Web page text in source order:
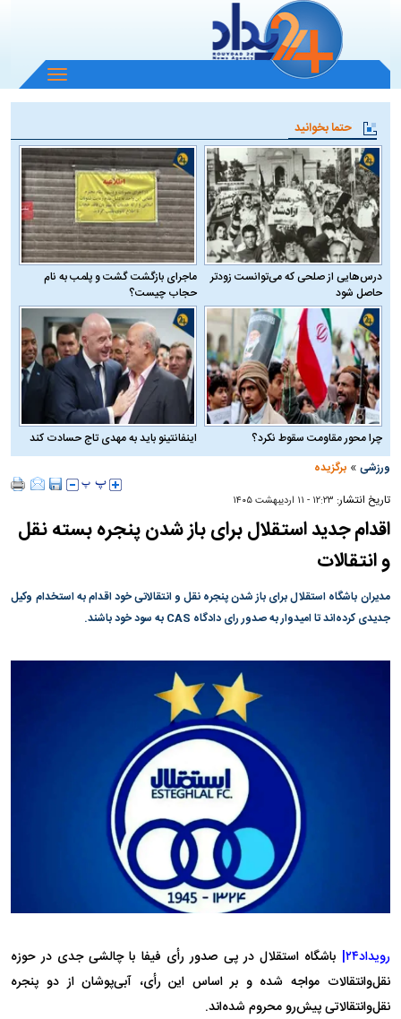
باز
و
منو
حتما بخوانید
درس‌هایی از صلحی که می‌توانست زودتر
حاصل شود
ماجرای بازگشت گشت و پلمب به نام
حجاب چیست؟
چرا محور مقاومت سقوط نکرد؟
اینفانتینو باید به مهدی تاج حسادت کند
ورزشی »برگزیده
تاریخ انتشار: ۱۲:۲۳ - ۱۱ ارديبهشت ۱۴۰۵
اقدام جدید استقلال برای باز شدن پنجره بسته نقل
و انتقالات
مدیران باشگاه استقلال برای باز شدن پنجره نقل و انتقالاتی خود اقدام به استخدام وکیل
جدیدی کرده‌اند تا امیدوار به صدور رای دادگاه CAS به سود خود باشند.
رویداد۲۴|
باشگاه استقلال در پی صدور رأی فیفا با چالشی جدی در حوزه
نقل‌وانتقالات مواجه شده و بر اساس این رأی، آبی‌پوشان از دو پنجره
نقل‌وانتقالاتی پیش‌رو محروم شده‌اند.